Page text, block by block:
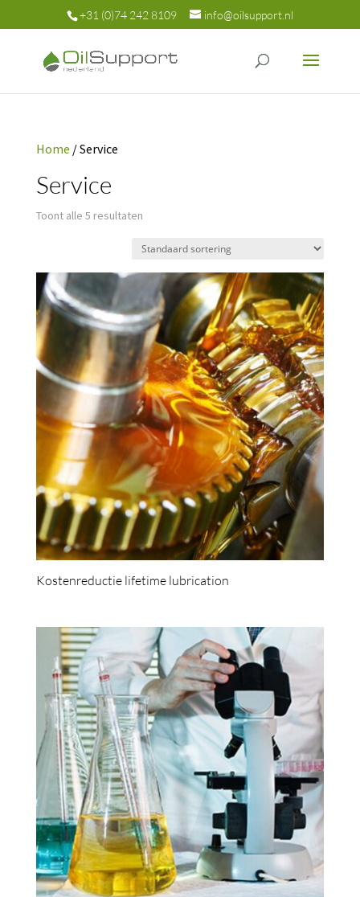
+31 (0)74 242 8109 info@oilsupport.nl
Home / Service
Service
Toont alle 5 resultaten
Kostenreductie lifetime lubrication